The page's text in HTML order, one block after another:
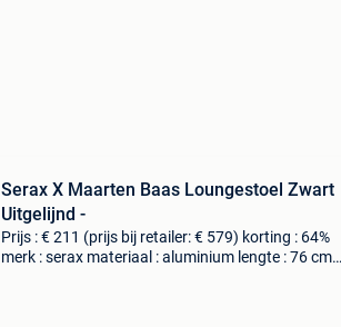
Serax X Maarten Baas Loungestoel Zwart
Uitgelijnd -
Prijs : € 211 (prijs bij retailer: € 579) korting : 64%
merk : serax materiaal : aluminium lengte : 76 cm